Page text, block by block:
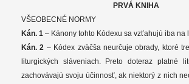
PRVÁ KNIHA
VŠEOBECNÉ NORMY
Kán. 1 – Kánony tohto Kódexu sa vzťahujú iba na
Kán. 2 – Kódex zväčša neurčuje obrady, ktoré
liturgických sláveniach. Preto doteraz platné
zachovávajú svoju účinnosť, ak niektorý z nich